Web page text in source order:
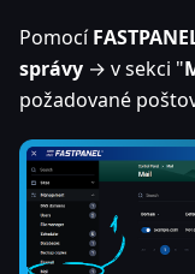
Pomocí
správy → v sekci "
požadované